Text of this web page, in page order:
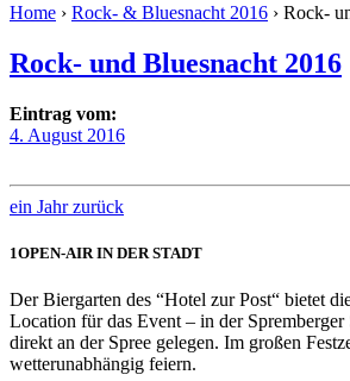
Home › Rock- & Bluesnacht 2016 › Rock-
Rock- und Bluesnacht 2016
Eintrag vom:
4. August 2016
ein Jahr zurück
1OPEN-AIR IN DER STADT
Der Biergarten des “Hotel zur Post“ bietet
Location für das Event – in der Spremberger
direkt an der Spree gelegen. Im großen
wetterunabhängig feiern.